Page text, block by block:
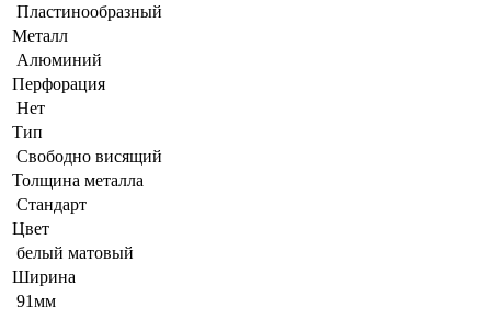
Пластинообразный
Металл
Алюминий
Перфорация
Нет
Тип
Свободно висящий
Толщина металла
Стандарт
Цвет
белый матовый
Ширина
91мм